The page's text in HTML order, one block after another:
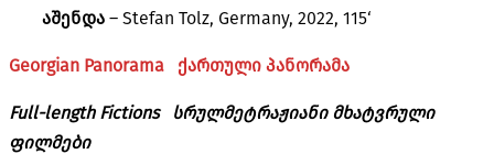
აშენდა – Stefan Tolz, Germany, 2022, 115‘
Georgian Panorama ქართული პანორამა
Full-length Fictions
სრულმეტრაჟიანი მხატვრული
ფილმები